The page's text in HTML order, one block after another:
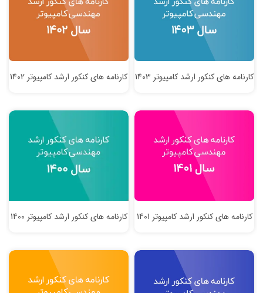
کارنامه های کنکور ارشد کامپیوتر 1403 کارنامه های کنکور ارشد کامپیوتر 1402
کارنامه های کنکور ارشد کامپیوتر 1401 کارنامه های کنکور ارشد کامپیوتر 1400